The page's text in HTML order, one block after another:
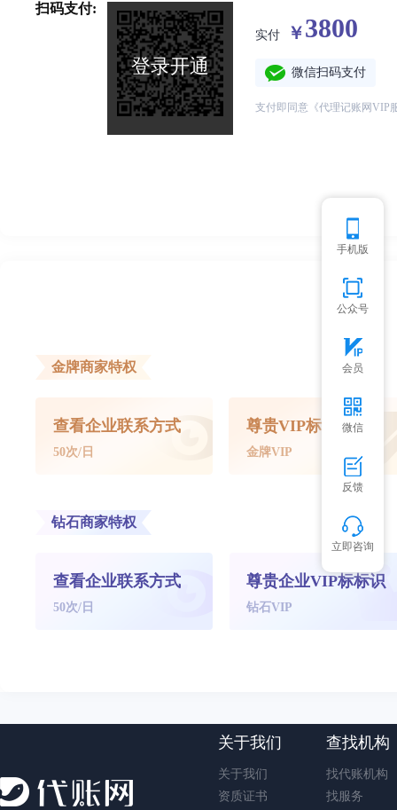
扫码支付:
登录开通
实付 ￥3800
微信扫码支付
支付即同意《代理记账网VIP
金牌商家特权
查看企业联系方式
50次/日
尊贵VIP标标识
金牌VIP
钻石商家特权
查看企业联系方式
50次/日
尊贵企业VIP标标识
钻石VIP
关于我们
关于我们
资质证书
查找机构
找代账机构
找服务
手机版
公众号
会员
微信
反馈
立即咨询